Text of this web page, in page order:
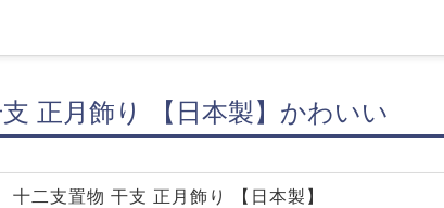
支 正月飾り 【日本製】かわいい
十二支置物 干支 正月飾り 【日本製】